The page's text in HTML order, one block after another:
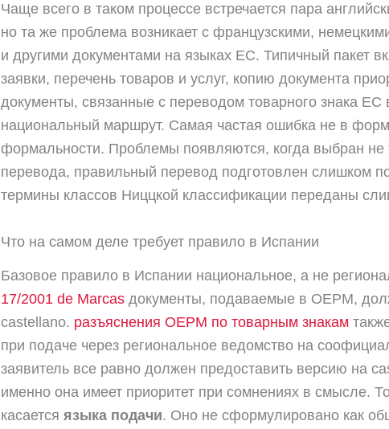
Чаще всего в таком процессе встречается пара
но та же проблема возникает с французскими,
и другими документами на языках ЕС. Типичный пакет
заявки, перечень товаров и услуг, копию документа
документы, связанные с переводом товарного знака ЕС
национальный маршрут. Самая частая ошибка не в
формальности. Проблемы появляются, когда выбран не
перевода, правильный перевод подготовлен слишком
термины классов Ниццкой классификации переданы
Что на самом деле требует правило в Испании
Базовое правило в Испании национальное, а не
17/2001 de Marcas документы, подаваемые в OEPM,
castellano. разъяснения OEPM по товарным знакам
при подаче через региональное ведомство на
заявитель все равно должен предоставить версию на
именно она имеет приоритет при сомнениях в смысле.
касается языка подачи. Оно не сформулировано как